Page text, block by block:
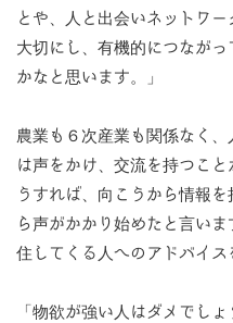
とや、人と出会いネットワ
大切にし、有機的につなが
かなと思います。」
農業も６次産業も関係なく
は声をかけ、交流を持つこ
うすれば、向こうから情報
ら声がかかり始めたと言い
住してくる人へのアドバイス
「物欲が強い人はダメでし